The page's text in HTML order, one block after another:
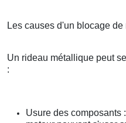
Les causes d'un blocage
Un rideau métallique peut
:
Usure des composants